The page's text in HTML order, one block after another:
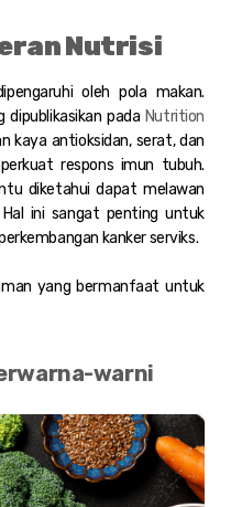
Nutrisi
oleh pola makan.
dipublikasikan pada Nutrition
kaya antioksidan, serat, dan
respons imun tubuh.
diketahui dapat melawan
ini sangat penting untuk
kanker serviks.
yang bermanfaat untuk
warni